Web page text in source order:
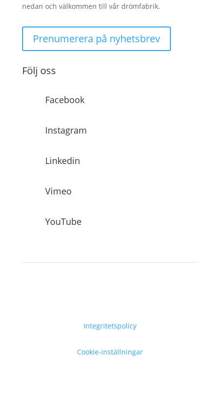
nedan och välkommen till vår drömfabrik.
Prenumerera på nyhetsbrev
Följ oss
Facebook
Instagram
Linkedin
Vimeo
YouTube
Integritetspolicy
Cookie-inställningar